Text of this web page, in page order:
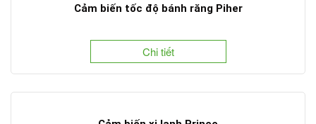
Cảm biến tốc độ bánh răng Piher
Chi tiết